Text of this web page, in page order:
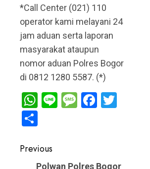
*Call Center (021) 110
operator kami melayani 24
jam aduan serta laporan
masyarakat ataupun
nomor aduan Polres Bogor
di 0812 1280 5587. (*)
WhatsApp
LineMessage
Facebook
Post
Previous
Polwan Polres Bogor